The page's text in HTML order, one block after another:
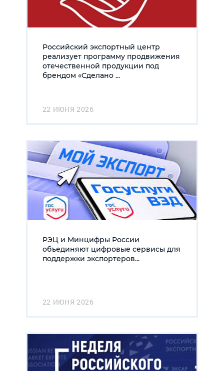
Российский экспортный центр
реализует программу продвижения
отечественной продукции под
брендом «Сделано ...
22 ИЮНЯ 2026
РЭЦ и Минцифры России
объединяют цифровые сервисы для
поддержки экспортеров...
22 ИЮНЯ 2026